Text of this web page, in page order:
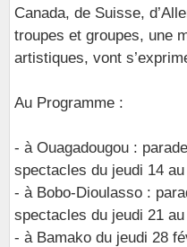
Canada, de Suisse,
troupes et groupes, une
artistiques, vont
Au Programme :
- à Ouagadougou :
spectacles du jeudi 14
- à Bobo-Dioulasso :
spectacles du jeudi 21
- à Bamako du jeudi 28